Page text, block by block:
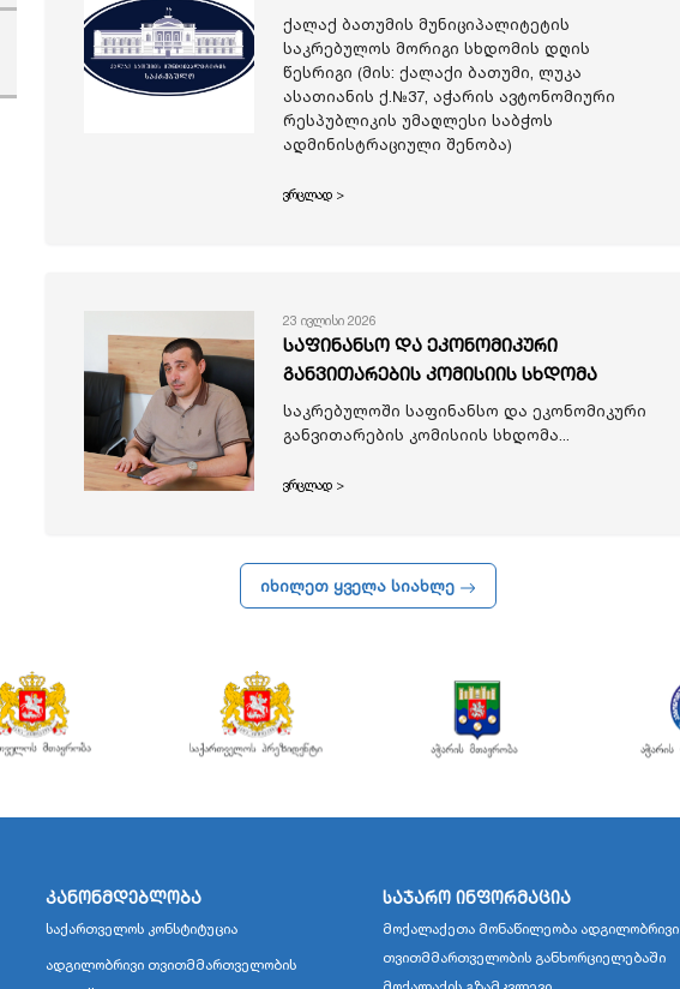
ქალაქ ბათუმის მუნიციპალიტეტის
საკრებულოს მორიგი სხდომის დღის
წესრიგი (მის: ქალაქი ბათუმი, ლუკა
ასათიანის ქ.№37, აჭარის ავტონომიური
რესპუბლიკის უმაღლესი საბჭოს
ადმინისტრაციული შენობა)
ვრცლად >
23 ივლისი 2026
საფინანსო და ეკონომიკური
განვითარების კომისიის სხდომა
საკრებულოში საფინანსო და ეკონომიკური
განვითარების კომისიის სხდომა...
ვრცლად >
იხილეთ ყველა სიახლე
კანონმდებლობა
საქართველოს კონსტიტუცია
ადგილობრივი თვითმმართველობის
საჯარო ინფორმაცია
მოქალაქეთა მონაწილეობა ადგილობრივი
თვითმმართველობის განხორციელებაში